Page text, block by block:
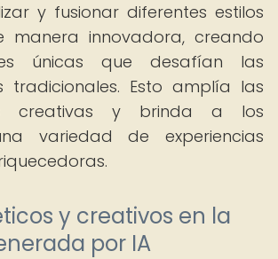
y fusionar diferentes estilos
manera innovadora, creando
únicas que desafían las
tradicionales. Esto amplía las
creativas y brinda a los
variedad de experiencias
y creativos en la
por IA